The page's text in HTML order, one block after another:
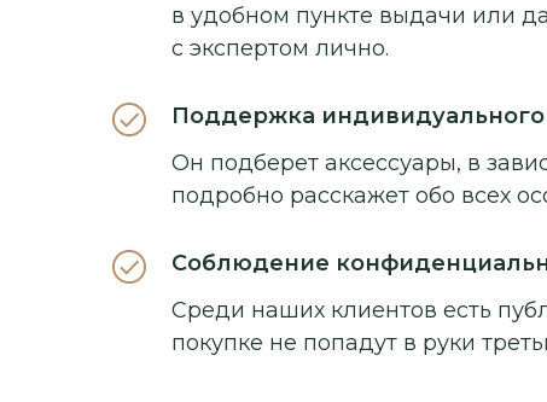
в удобном пункте выдачи или
с экспертом лично.
Поддержка
Он подберет аксессуары, в
подробно расскажет обо всех
Соблюдение
Среди наших клиентов есть
покупке не попадут в руки